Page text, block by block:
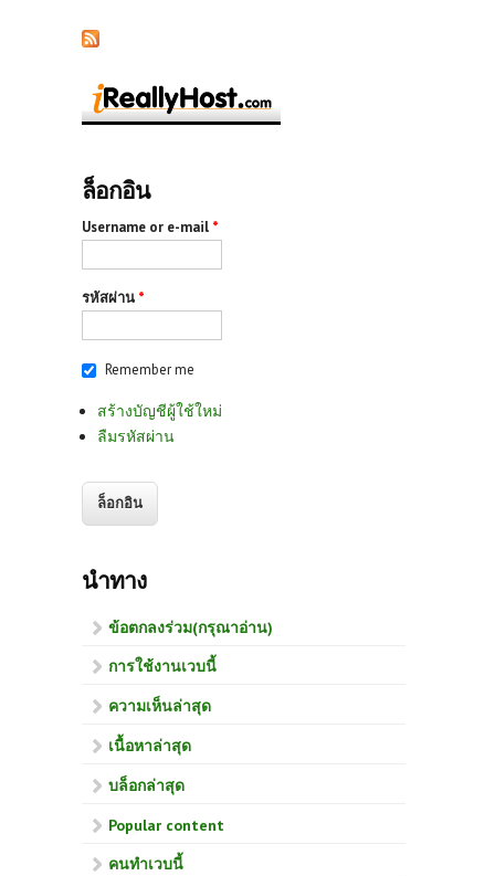
ล็อกอิน
Username or e-mail *
รหัสผ่าน *
Remember me
สร้างบัญชีผู้ใช้ใหม่
ลืมรหัสผ่าน
นำทาง
ข้อตกลงร่วม(กรุณาอ่าน)
การใช้งานเวบนี้
ความเห็นล่าสุด
เนื้อหาล่าสุด
บล็อกล่าสุด
Popular content
คนทำเวบนี้